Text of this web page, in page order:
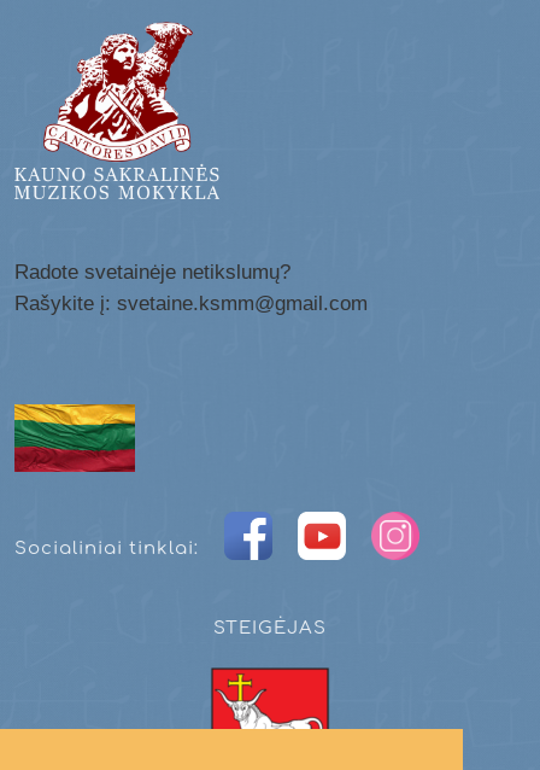
Radote svetainėje netikslumų?
Rašykite į: svetaine.ksmm@gmail.com
Socialiniai tinklai:
STEIGĖJAS